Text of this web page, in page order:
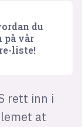
du
på vår
liste!
rett inn i
at